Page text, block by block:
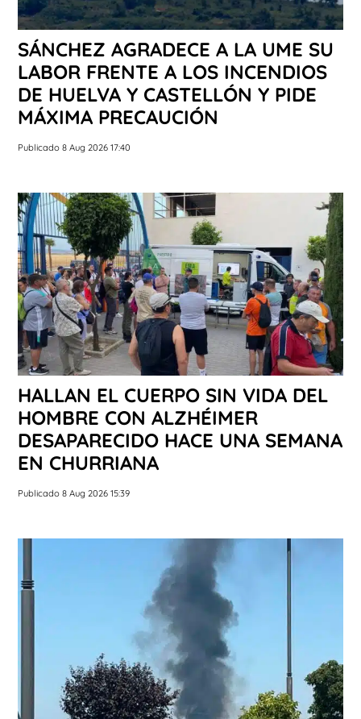
SÁNCHEZ AGRADECE A LA UME SU
LABOR FRENTE A LOS INCENDIOS
DE HUELVA Y CASTELLÓN Y PIDE
MÁXIMA PRECAUCIÓN
Publicado 8 Aug 2026 17:40
HALLAN EL CUERPO SIN VIDA DEL
HOMBRE CON ALZHÉIMER
DESAPARECIDO HACE UNA SEMANA
EN CHURRIANA
Publicado 8 Aug 2026 15:39